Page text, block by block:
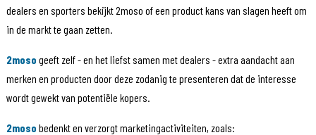
dealers en sporters bekijkt 2moso of een product kans van slagen heeft om
in de markt te gaan zetten.
2moso geeft zelf - en het liefst samen met dealers - extra aandacht aan
merken en producten door deze zodanig te presenteren dat de interesse
wordt gewekt van potentiële kopers.
2moso bedenkt en verzorgt marketingactiviteiten, zoals: